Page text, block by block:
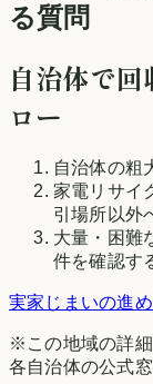
る質問
自治体で
ロー
自治体の粗
家電リサイ
引場所以外
大量・困難
件を確認す
実家じまいの進
※この地域の詳
各自治体の公式